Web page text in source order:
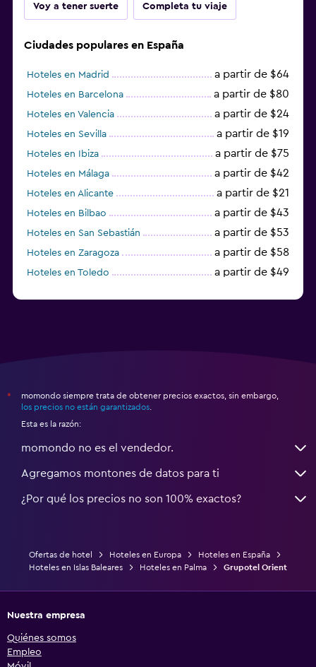
Voy a tener suerte Completa tu viaje
Ciudades populares en España
Hoteles en Madrid a partir de $64
Hoteles en Barcelona a partir de $80
Hoteles en Valencia a partir de $24
Hoteles en Sevilla a partir de $19
Hoteles en Ibiza a partir de $75
Hoteles en Málaga a partir de $42
Hoteles en Alicante a partir de $21
Hoteles en Bilbao a partir de $43
Hoteles en San Sebastián a partir de $53
Hoteles en Zaragoza a partir de $58
Hoteles en Toledo a partir de $49
*
momondo siempre trata de obtener precios exactos, sin embargo,
los precios no están garantizados
Esta es la razón:
momondo no es el vendedor.
Agregamos montones de datos para ti
¿Por qué los precios no son 100% exactos?
Ofertas de hotel Hoteles en Europa
Hoteles en España
Hoteles en Islas Baleares
Hoteles en Palma Grupotel Orient
Nuestra empresa
Quiénes somos
Empleo